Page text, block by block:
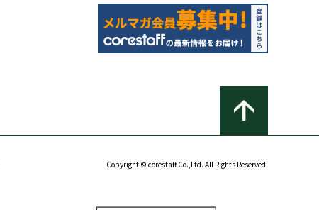
Copyright © corestaff Co.,Ltd. All Rights Reserved.